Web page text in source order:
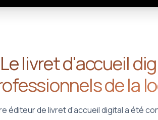
Le livret d'accueil
de la
éditeur de livret d’accueil digital a été